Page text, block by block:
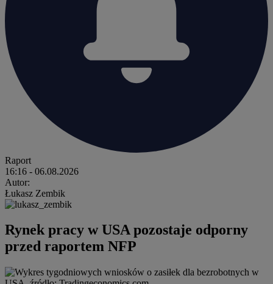
Raport
16:16 - 06.08.2026
Autor:
Łukasz Zembik
Rynek pracy w USA pozostaje odporny
przed raportem NFP